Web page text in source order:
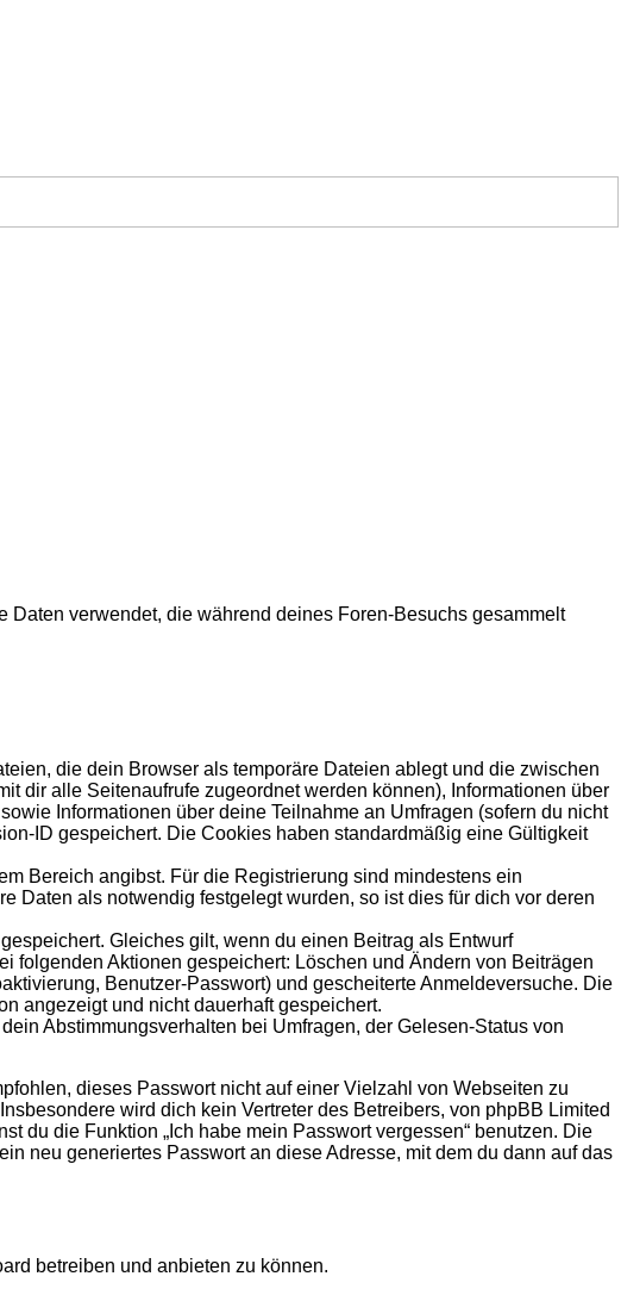
Daten verwendet, die während deines Foren-Besuchs gesammelt
die dein Browser als temporäre Dateien ablegt und die zwischen
dir alle Seitenaufrufe zugeordnet werden können), Informationen über
Informationen über deine Teilnahme an Umfragen (sofern du nicht
ID gespeichert. Die Cookies haben standardmäßig eine Gültigkeit
Bereich angibst. Für die Registrierung sind mindestens ein
Daten als notwendig festgelegt wurden, so ist dies für dich vor deren
Gleiches gilt, wenn du einen Beitrag als Entwurf
Aktionen gespeichert: Löschen und Ändern von Beiträgen
Benutzer-Passwort) und gescheiterte Anmeldeversuche. Die
angezeigt und nicht dauerhaft gespeichert.
Abstimmungsverhalten bei Umfragen, der Gelesen-Status von
dieses Passwort nicht auf einer Vielzahl von Webseiten zu
wird dich kein Vertreter des Betreibers, von phpBB Limited
du die Funktion „Ich habe mein Passwort vergessen“ benutzen. Die
neu generiertes Passwort an diese Adresse, mit dem du dann auf das
betreiben und anbieten zu können.